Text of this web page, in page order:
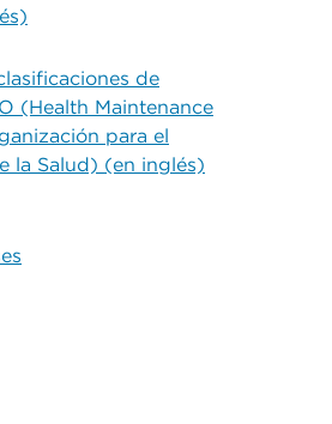
de
(Health Maintenance
para el
la Salud) (en inglés)